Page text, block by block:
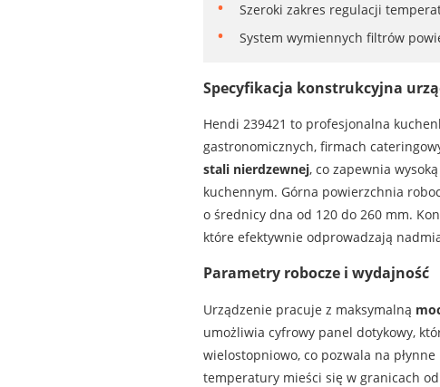
Szeroki zakres regulacji
System wymiennych filtrów
Specyfikacja konstrukcyjna
Hendi 239421 to profesjonalna
gastronomicznych, firmach
stali nierdzewnej, co zapewnia
kuchennym. Górna powierzchnia
o średnicy dna od 120 do 260 mm.
które efektywnie odprowadzają
Parametry robocze i wydajność
Urządzenie pracuje z maksymalną
umożliwia cyfrowy panel dotykowy,
wielostopniowo, co pozwala na
temperatury mieści się w granicach